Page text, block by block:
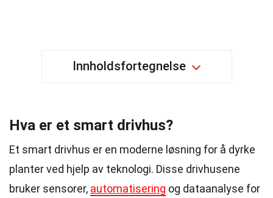
Innholdsfortegnelse
Hva er et smart drivhus?
Et smart drivhus er en moderne løsning for å dyrke
planter ved hjelp av teknologi. Disse drivhusene
bruker sensorer, automatisering og dataanalyse for